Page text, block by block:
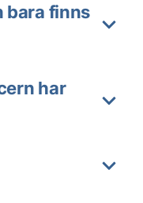
bara finns
har